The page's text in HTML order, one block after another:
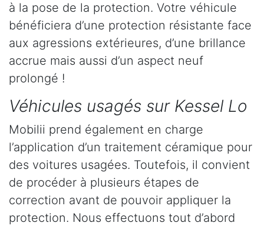
à la pose de la protection. Votre véhicule
bénéficiera d’une protection résistante face
aux agressions extérieures, d’une brillance
accrue mais aussi d’un aspect neuf
prolongé !
Véhicules usagés sur Kessel Lo
Mobilii prend également en charge
l’application d’un traitement céramique pour
des voitures usagées. Toutefois, il convient
de procéder à plusieurs étapes de
correction avant de pouvoir appliquer la
protection. Nous effectuons tout d’abord